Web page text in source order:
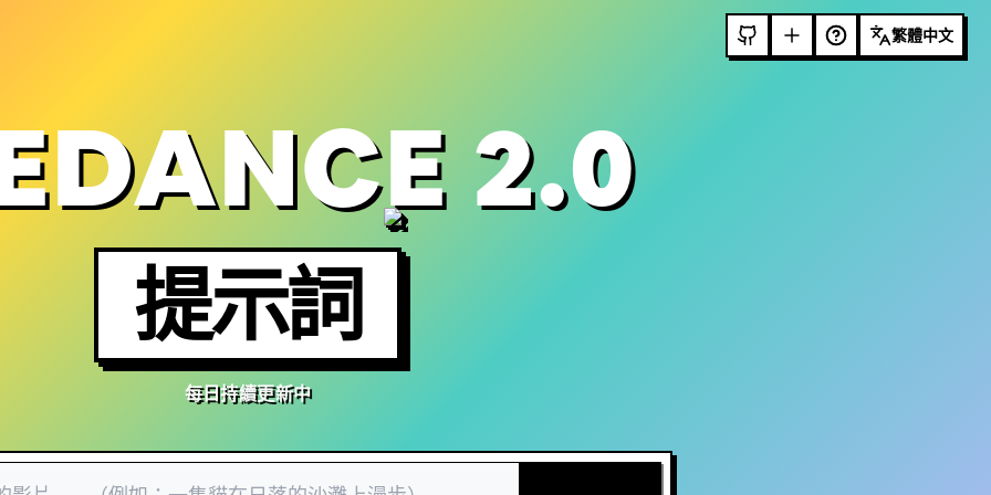
繁體中文
2.0
提示詞
每日持續更新中